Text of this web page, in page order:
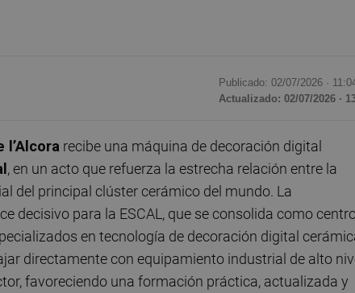
Publicado: 02/07/2026 ·
Actualizado: 02/07/2026 ·
l’Alcora recibe una máquina de decoración digital
, en un acto que refuerza la estrecha relación entre la
del principal clúster cerámico del mundo. La
decisivo para la ESCAL, que se consolida como
en tecnología de decoración digital
directamente con equipamiento industrial de alto
favoreciendo una formación práctica, actualizada y